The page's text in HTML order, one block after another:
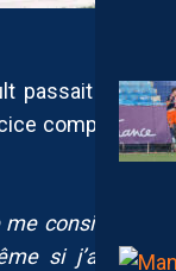
passait ses
complet à
considère
si j’ai 47